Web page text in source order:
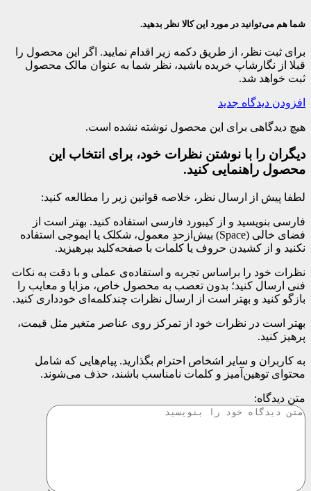
شما هم می‌توانید در مورد این کالا نظر بدهید.
برای ثبت نظر، از طریق دکمه زیر اقدام نمایید. اگر این محصول را
قبلا از نگارشاپ خریده باشید، نظر شما به عنوان مالک محصول
ثبت خواهد شد.
افزودن دیدگاه جدید
هیچ دیدگاهی برای این محصول نوشته نشده است.
دیگران را با نوشتن نظرات خود، برای انتخاب این
محصول راهنمایی کنید.
لطفا پیش از ارسال نظر، خلاصه قوانین زیر را مطالعه کنید:
فارسی بنویسید و از کیبورد فارسی استفاده کنید. بهتر است از
فضای خالی (Space) بیش‌از‌حدِ معمول، شکلک یا ایموجی استفاده
نکنید و از کشیدن حروف یا کلمات با صفحه‌کلید بپرهیزید.
نظرات خود را براساس تجربه و استفاده‌ی عملی و با دقت به نکات
فنی ارسال کنید؛ بدون تعصب به محصول خاص، مزایا و معایب را
بازگو کنید و بهتر است از ارسال نظرات چندکلمه‌‌ای خودداری کنید.
بهتر است در نظرات خود از تمرکز روی عناصر متغیر مثل قیمت،
پرهیز کنید.
به کاربران و سایر اشخاص احترام بگذارید. پیام‌هایی که شامل
محتوای توهین‌آمیز و کلمات نامناسب باشند، حذف می‌شوند.
متن دیدگاه: